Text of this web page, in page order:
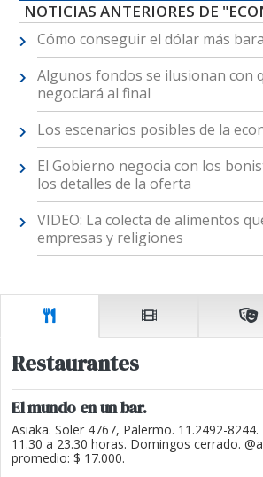
NOTICIAS ANTERIORES DE
Cómo conseguir el dólar más
Algunos fondos se ilusionan con
negociará al final
Los escenarios posibles de la
El Gobierno negocia con los
los detalles de la oferta
VIDEO: La colecta de alimentos
empresas y religiones
Restaurantes
El mundo en un bar.
Asiaka. Soler 4767, Palermo. 11.2492-
11.30 a 23.30 horas. Domingos cerrado.
promedio: $ 17.000.